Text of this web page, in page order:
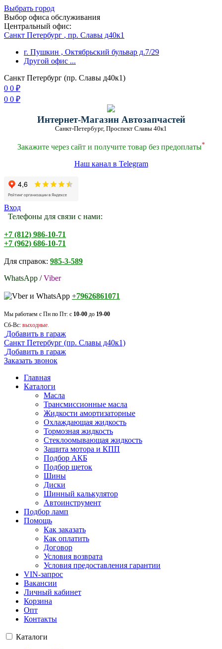
Выбрать город
Выбор офиса обслуживания
Центральный офис:
Санкт Петербург , пр. Славы д40к1
г. Пушкин , Октябрьский бульвар д.7/29
Другой офис ...
Санкт Петербург (пр. Славы д40к1)
0 0 ₽
0 0 ₽
Интернет-Магазин Автозапчастей
Санкт-Петербург, Проспект Славы 40к1
Закажите через сайт и получите товар без предоплаты*
Наш канал в Telegram
Вход
Телефоны для связи с нами:
+7 (812) 986-10-71
+7 (962) 686-10-71
Для справок: 985-3-589
WhatsApp /Viber
+79626861071
Мы работаем с Пн по Пт: с 10-00 до 19-00
Сб-Вс: выходные.
Добавить в гараж
Санкт Петербург (пр. Славы д40к1)
Добавить в гараж
Заказать звонок
Главная
Каталоги
Масла
Трансмиссионные масла
Жидкости амортизаторные
Охлаждающая жидкость
Тормозная жидкость
Стеклоомывающая жидкость
Защита мотора и КПП
Подбор АКБ
Подбор щеток
Шины
Диски
Шинный калькулятор
Автоинструмент
Подбор ламп
Помощь
Как заказать
Как оплатить
Договор
Условия возврата
Условия предоставления гарантии
VIN-запрос
Вакансии
Личный кабинет
Корзина
Опт
Контакты
Каталоги